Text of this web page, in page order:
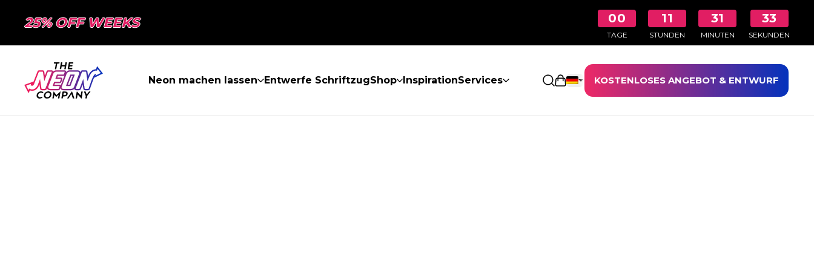
25% OFF WEEKS 00
TAGE
11
STUNDEN
31
MINUTEN
32
SEKUNDEN
Neon machen lassen Entwerfe SchriftzugShop InspirationServices Einkaufswagen öffnen
KOSTENLOSES ANGEBOT & ENTWURF